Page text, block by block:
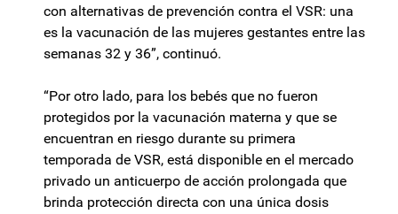
con alternativas de prevención contra el VSR: una
es la vacunación de las mujeres gestantes entre las
semanas 32 y 36”, continuó.
“Por otro lado, para los bebés que no fueron
protegidos por la vacunación materna y que se
encuentran en riesgo durante su primera
temporada de VSR, está disponible en el mercado
privado un anticuerpo de acción prolongada que
brinda protección directa con una única dosis